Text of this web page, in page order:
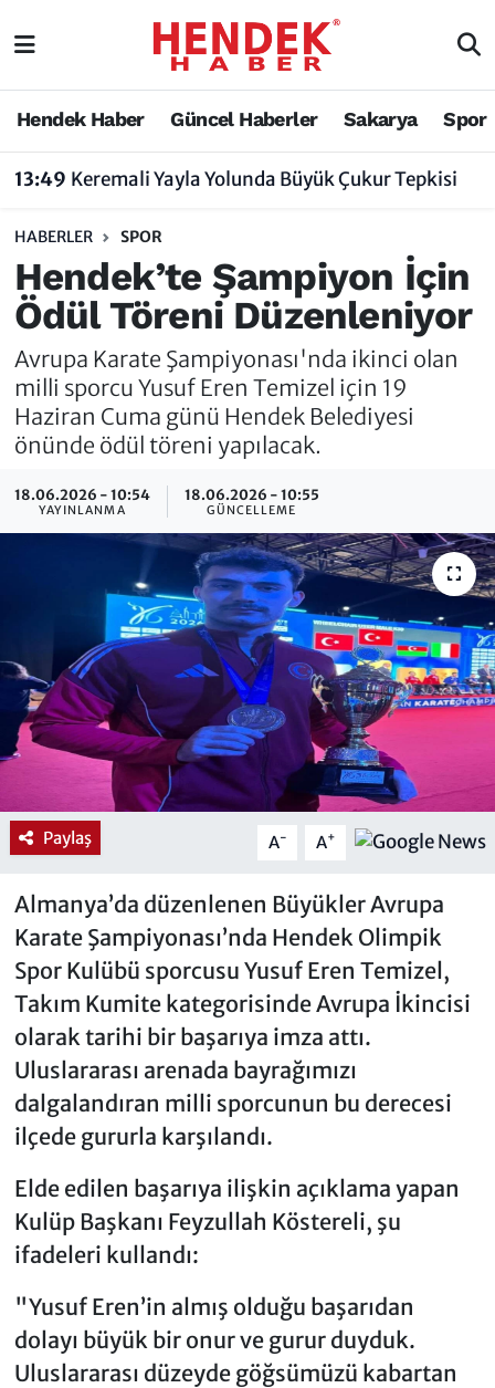
Hendek Haber Güncel Haberler Sakarya Spor
13:49 Keremali Yayla Yolunda Büyük Çukur Tepkisi
HABERLER SPOR
Hendek’te Şampiyon İçin
Ödül Töreni Düzenleniyor
Avrupa Karate Şampiyonası'nda ikinci olan
milli sporcu Yusuf Eren Temizel için 19
Haziran Cuma günü Hendek Belediyesi
önünde ödül töreni yapılacak.
18.06.2026 - 10:54
YAYINLANMA
18.06.2026 - 10:55
GÜNCELLEME
Paylaş A- A+
Almanya’da düzenlenen Büyükler Avrupa
Karate Şampiyonası’nda Hendek Olimpik
Spor Kulübü sporcusu Yusuf Eren Temizel,
Takım Kumite kategorisinde Avrupa İkincisi
olarak tarihi bir başarıya imza attı.
Uluslararası arenada bayrağımızı
dalgalandıran milli sporcunun bu derecesi
ilçede gururla karşılandı.
Elde edilen başarıya ilişkin açıklama yapan
Kulüp Başkanı Feyzullah Köstereli, şu
ifadeleri kullandı:
"Yusuf Eren’in almış olduğu başarıdan
dolayı büyük bir onur ve gurur duyduk.
Uluslararası düzeyde göğsümüzü kabartan
Hendek Haber
Nöbetçi Eczaneler
Vefat Edenler
Hendek Haber
Hakkında
Hendek Haber Reklam Servisi
Künye
Sakarya Nöbetçi Eczaneler
Sakarya Trafik Yoğunluk Haritası
Tüm Manşetler
Son Dakika Haberleri
Haber Arşivi